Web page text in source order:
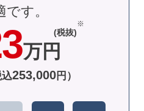
万円
(税抜)
込253,000円）
す。